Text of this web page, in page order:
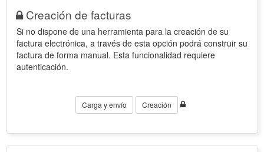
Creación de facturas
Si no dispone de una herramienta para la creación de su
factura electrónica, a través de esta opción podrá construir su
factura de forma manual. Esta funcionalidad requiere
autenticación.
Carga y envío Creación